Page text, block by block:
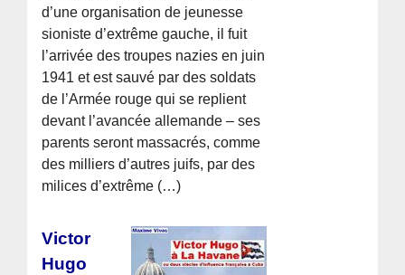
d’une organisation de jeunesse
sioniste d’extrême gauche, il fuit
l’arrivée des troupes nazies en juin
1941 et est sauvé par des soldats
de l’Armée rouge qui se replient
devant l’avancée allemande – ses
parents seront massacrés, comme
des milliers d’autres juifs, par des
milices d’extrême (…)
Victor
Hugo